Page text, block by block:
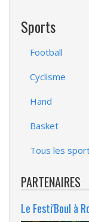
Sports
Football
Cyclisme
Hand
Basket
Tous les
PARTENAIRES
Le Festi'Boul à